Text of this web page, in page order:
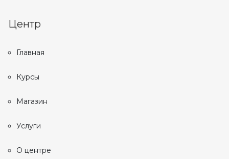
Центр
Главная
Курсы
Магазин
Услуги
О центре